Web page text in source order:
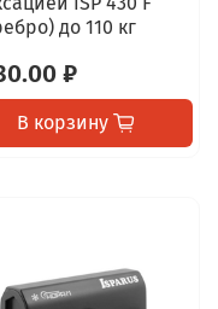
до 110 кг
₽
В корзину